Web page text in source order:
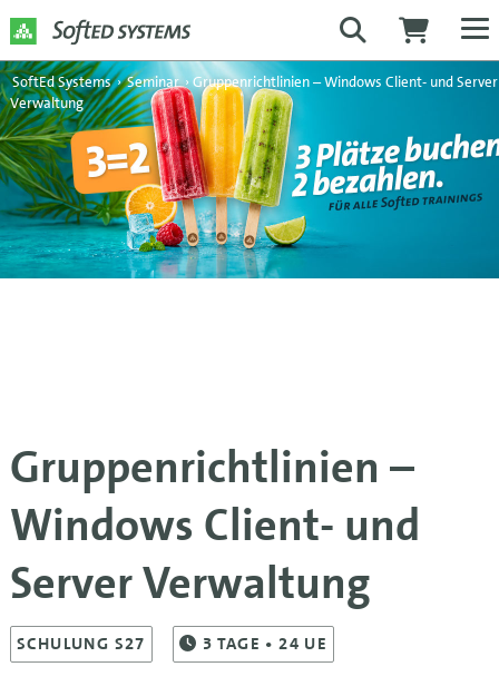
SoftEd Systems › Seminar › Gruppenrichtlinien – Windows Client- und Server
Verwaltung
Gruppenrichtlinien –
Windows Client- und
Server Verwaltung
SCHULUNG S27 3TAGE • 24 UE